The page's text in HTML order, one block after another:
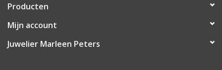
Producten
Mijn account
Juwelier Marleen Peters